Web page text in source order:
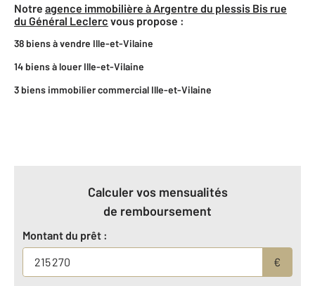
Notre agence immobilière à Argentre du plessis Bis rue
du Général Leclerc vous propose :
38 biens à vendre Ille-et-Vilaine
14 biens à louer Ille-et-Vilaine
3 biens immobilier commercial Ille-et-Vilaine
Calculer vos mensualités
de remboursement
Montant du prêt :
€